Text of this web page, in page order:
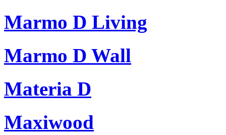
Marmo D Living
Marmo D Wall
Materia D
Maxiwood